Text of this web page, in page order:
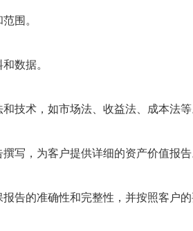
围。
数据。
技术，如市场法、收益法、成本法等
写，为客户提供详细的资产价值报告
告的准确性和完整性，并按照客户的